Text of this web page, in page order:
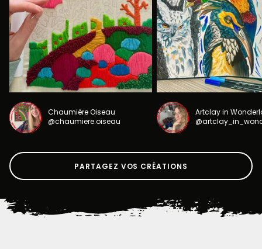
Chaumière Oiseau
@chaumiere.oiseau
Artclay in
PARTAGEZ VOS CRÉATIONS